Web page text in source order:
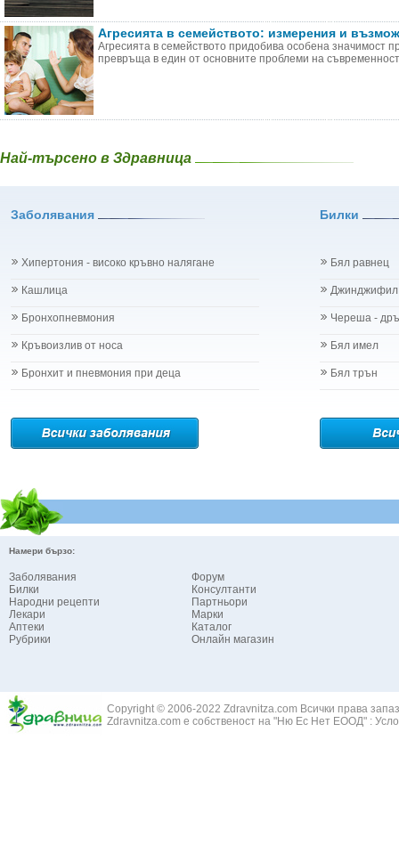
Агресията в семейството: измерения и
Агресията в семейството придобива особена значимост
превръща в един от основните проблеми на
Най-търсено в Здравница
Заболявания Билки
Хипертония - високо кръвно налягане
Кашлица
Бронхопневмония
Кръвоизлив от носа
Бронхит и пневмония при деца
Бял равнец
Джинджифил
Череша -
Бял имел
Бял трън
Намери бързо:
Заболявания
Билки
Народни рецепти
Лекари
Аптеки
Рубрики
Форум
Консултанти
Партньори
Марки
Каталог
Онлайн магазин
Copyright © 2006-2022 Zdravnitza.com Всички права
Zdravnitza.com е собственост на "Ню Ес Нет ЕООД" :